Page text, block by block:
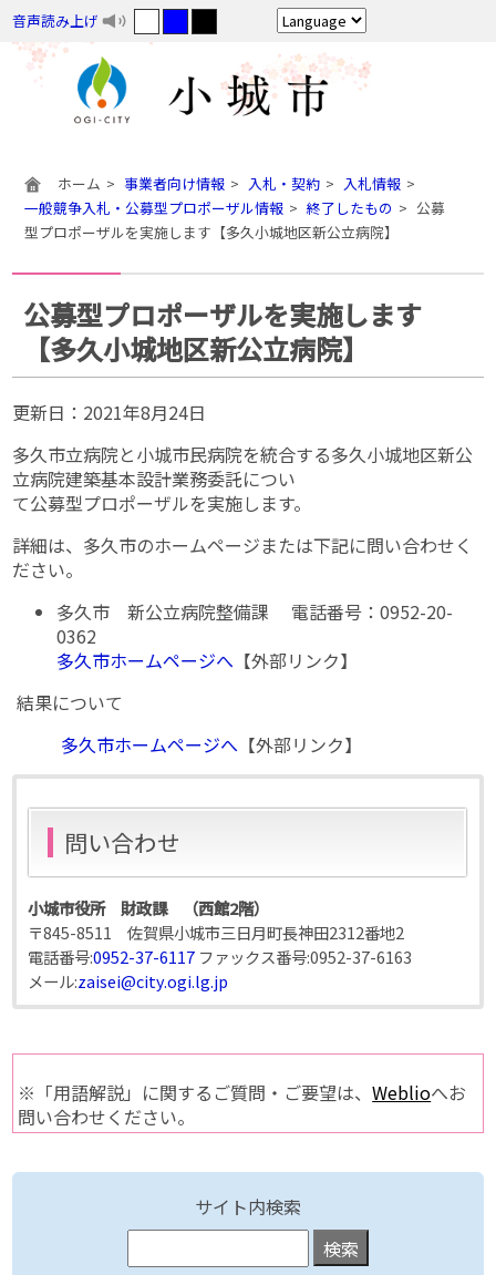
音声読み上げ
ホーム 事業者向け情報 入札・契約
入札情報
一般競争入札・公募型プロポーザル情報
終了したもの
公募
型プロポーザルを実施します【多久小城地区新公立病院】
公募型プロポーザルを実施します
【多久小城地区新公立病院】
更新日： 2021年8月24日
多久市立病院と小城市民病院を統合する多久小城地区新公
立病院建築基本設計業務委託につい
て公募型プロポーザルを実施します。
詳細は、多久市のホームページまたは下記に問い合わせく
ださい。
多久市 新公立病院整備課 電話番号：0952-20-
0362
多久市ホームページへ 【外部リンク】
結果について
多久市ホームページへ 【外部リンク】
問い合わせ
小城市役所 財政課 （西館2階）
〒845-8511 佐賀県小城市三日月町長神田2312番地2
電話番号:0952-37-6117 ファックス番号:0952-37-6163
メール:zaisei@city.ogi.lg.jp
※「用語解説」に関するご質問・ご要望は、Weblioへお
問い合わせください。
サイト内検索